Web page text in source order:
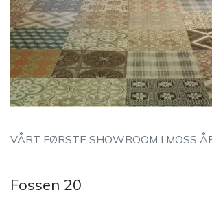
VÅRT FØRSTE SHOWROOM I MOSS
Fossen 20